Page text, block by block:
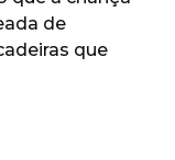
de
que